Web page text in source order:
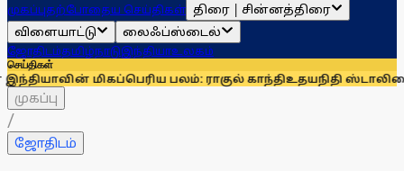
முகப்புதற்போதைய செய்திகள் திரை | சின்னத்திரை
விளையாட்டு
லைஃப்ஸ்டைல்
ஜோதிடம்தமிழ்நாடுஇந்தியாஉலகம்
செய்திகள்
பலம்: ராகுல் காந்திஉதயநிதி ஸ்டாலினைச் சந்தித்து
முகப்பு
/
ஜோதிடம்